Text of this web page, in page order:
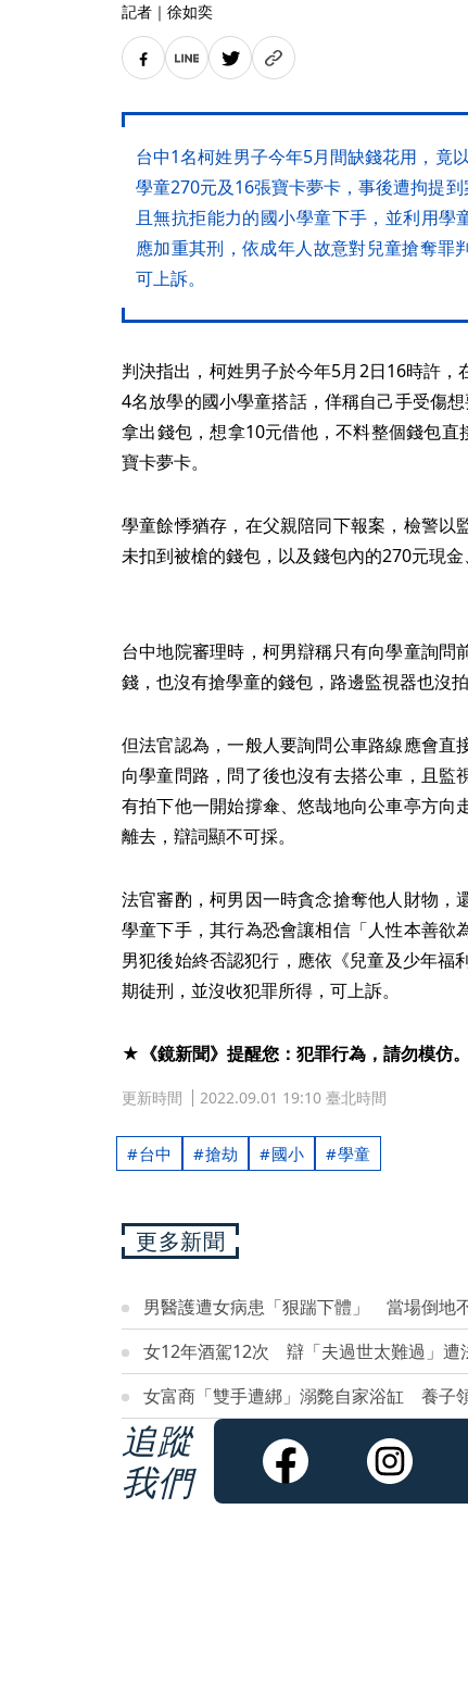
記者 ｜ 徐如奕
台中1名柯姓男子今年5月間缺錢花用，竟
學童270元及16張寶卡夢卡，事後遭拘提
且無抗拒能力的國小學童下手，並利用學
應加重其刑，依成年人故意對兒童搶奪罪
可上訴。
判決指出，柯姓男子於今年5月2日16時許
4名放學的國小學童搭話，佯稱自己手受傷
拿出錢包，想拿10元借他，不料整個錢包
寶卡夢卡。
學童餘悸猶存，在父親陪同下報案，檢警以
未扣到被槍的錢包，以及錢包內的270元現金
台中地院審理時，柯男辯稱只有向學童詢
錢，也沒有搶學童的錢包，路邊監視器也沒
但法官認為，一般人要詢問公車路線應會直
向學童問路，問了後也沒有去搭公車，且監
有拍下他一開始撐傘、悠哉地向公車亭方向
離去，辯詞顯不可採。
法官審酌，柯男因一時貪念搶奪他人財物，
學童下手，其行為恐會讓相信「人性本善欲
男犯後始終否認犯行，應依《兒童及少年福
期徒刑，並沒收犯罪所得，可上訴。
★《鏡新聞》提醒您：犯罪行為，請勿模仿。
更新時間 2022.09.01 19:10 臺北時間
台中 搶劫 國小 學童
更多新聞
男醫護遭女病患「狠踹下體」 當場倒地
女12年酒駕12次 辯「夫過世太難過」遭
女富商「雙手遭綁」溺斃自家浴缸 養子
追蹤
我們